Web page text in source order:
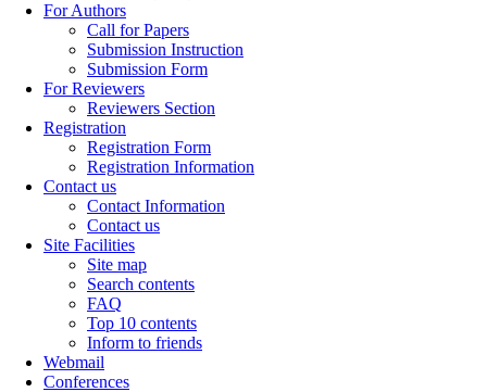
For Authors
Call for Papers
Submission Instruction
Submission Form
For Reviewers
Reviewers Section
Registration
Registration Form
Registration Information
Contact us
Contact Information
Contact us
Site Facilities
Site map
Search contents
FAQ
Top 10 contents
Inform to friends
Webmail
Conferences